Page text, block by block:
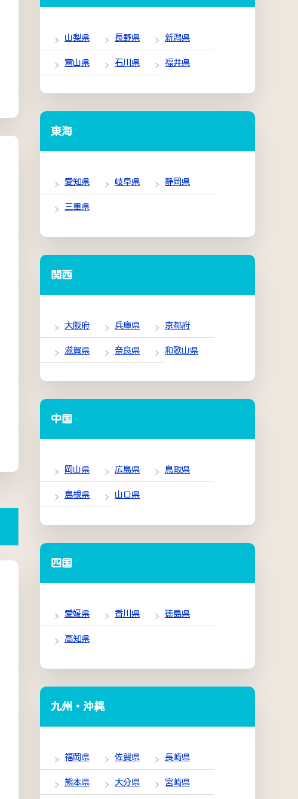
山梨県 長野県 新潟県
富山県 石川県 福井県
東海
愛知県 岐阜県 静岡県
三重県
関西
大阪府 兵庫県 京都府
滋賀県 奈良県 和歌山県
中国
岡山県 広島県 鳥取県
島根県 山口県
四国
愛媛県 香川県 徳島県
高知県
九州・沖縄
福岡県 佐賀県 長崎県
熊本県 大分県 宮崎県